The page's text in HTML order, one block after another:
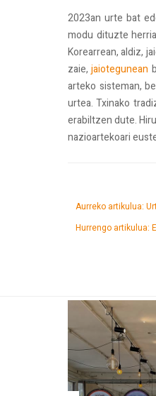
2023an urte bat
modu dituzte
Korearrean, aldiz,
zaie,jaiotegunean
arteko sisteman,
urtea. Txinako
erabiltzen dute.
nazioartekoari
Aurreko artikulua:
Hurrengo artikulua: